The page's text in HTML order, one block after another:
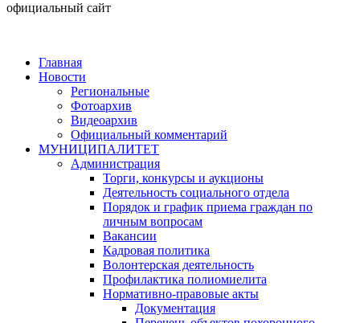
официальный сайт
Главная
Новости
Региональные
Фотоархив
Видеоархив
Официальный комментарий
МУНИЦИПАЛИТЕТ
Администрация
Торги, конкурсы и аукционы
Деятельность социального отдела
Порядок и график приема граждан по
личным вопросам
Вакансии
Кадровая политика
Волонтерская деятельность
Профилактика полиомиелита
Нормативно-правовые акты
Документация